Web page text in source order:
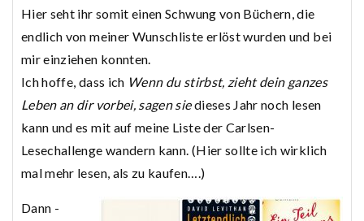
Hier seht ihr somit einen Schwung von Büchern, die
endlich von meiner Wunschliste erlöst wurden und bei
mir einziehen konnten.
Ich hoffe, dass ich Wenn du stirbst, zieht dein ganzes
Leben an dir vorbei, sagen siedieses Jahr noch lesen
kann und es mit auf meine Liste der Carlsen-
Lesechallenge wandern kann. (Hier sollte ich wirklich
mal mehr lesen, als zu kaufen….)
Dann -